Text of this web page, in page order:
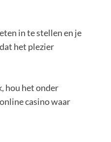
in te stellen en je
het plezier
hou het onder
casino waar